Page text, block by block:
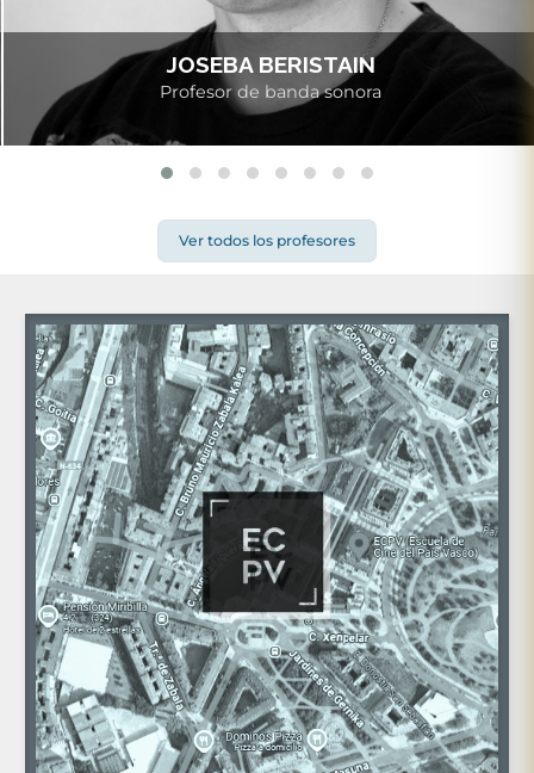
JOSEBA BERISTAIN
Profesor de banda sonora
Ver todos los profesores